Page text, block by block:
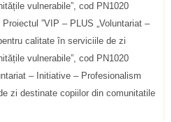
vulnerabile”, cod PN1020
”VIP – PLUS „Voluntariat –
calitate în serviciile de zi
vulnerabile”, cod PN1020
– Initiative – Profesionalism
zi destinate copiilor din comunitatile